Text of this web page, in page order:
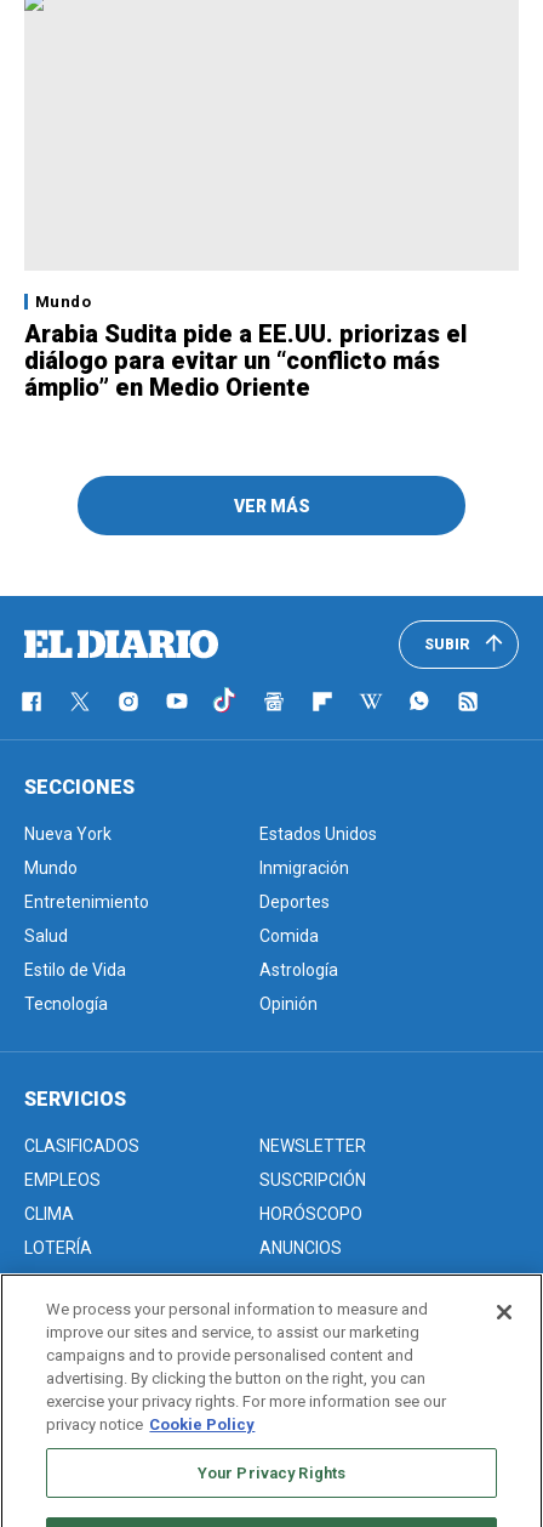
Mundo
Arabia Sudita pide a EE.UU. priorizas el
diálogo para evitar un “conflicto más
ámplio” en Medio Oriente
VER MÁS
SUBIR
SECCIONES
Nueva York
Estados Unidos
Mundo
Inmigración
Entretenimiento
Deportes
Salud
Comida
Estilo de Vida
Astrología
Tecnología
Opinión
SERVICIOS
CLASIFICADOS
NEWSLETTER
EMPLEOS
SUSCRIPCIÓN
CLIMA
HORÓSCOPO
LOTERÍA
ANUNCIOS
Acerca de nosotros
Advertise with Us/Anuncios
Politica de Privacidad
Editorial Guidelines
We process your personal information to measure and
improve our sites and service, to assist our marketing
campaigns and to provide personalised content and
advertising. By clicking the button on the right, you can
exercise your privacy rights. For more information see our
privacy notice Cookie Policy
Your Privacy Rights